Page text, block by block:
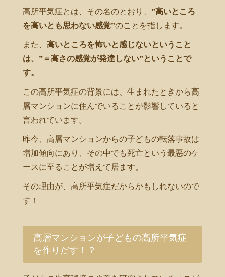
高所平気症とは、その名のとおり、 ”高いところ
を高いとも思わない感覚”のことを指します。
また、 高いところを怖いと感じないということ
は、”＝高さの感覚が発達しない”ということで
す。
この高所平気症の背景には、生まれたときから高
層マンションに住んでいることが影響していると
言われています。
昨今、高層マンションからの子どもの転落事故は
増加傾向にあり、その中でも死亡という最悪のケ
ースに至ることが増えて居ます。
その理由が、高所平気症だからかもしれないので
す！
高層マンションが子どもの高所平気症
を作りだす！？